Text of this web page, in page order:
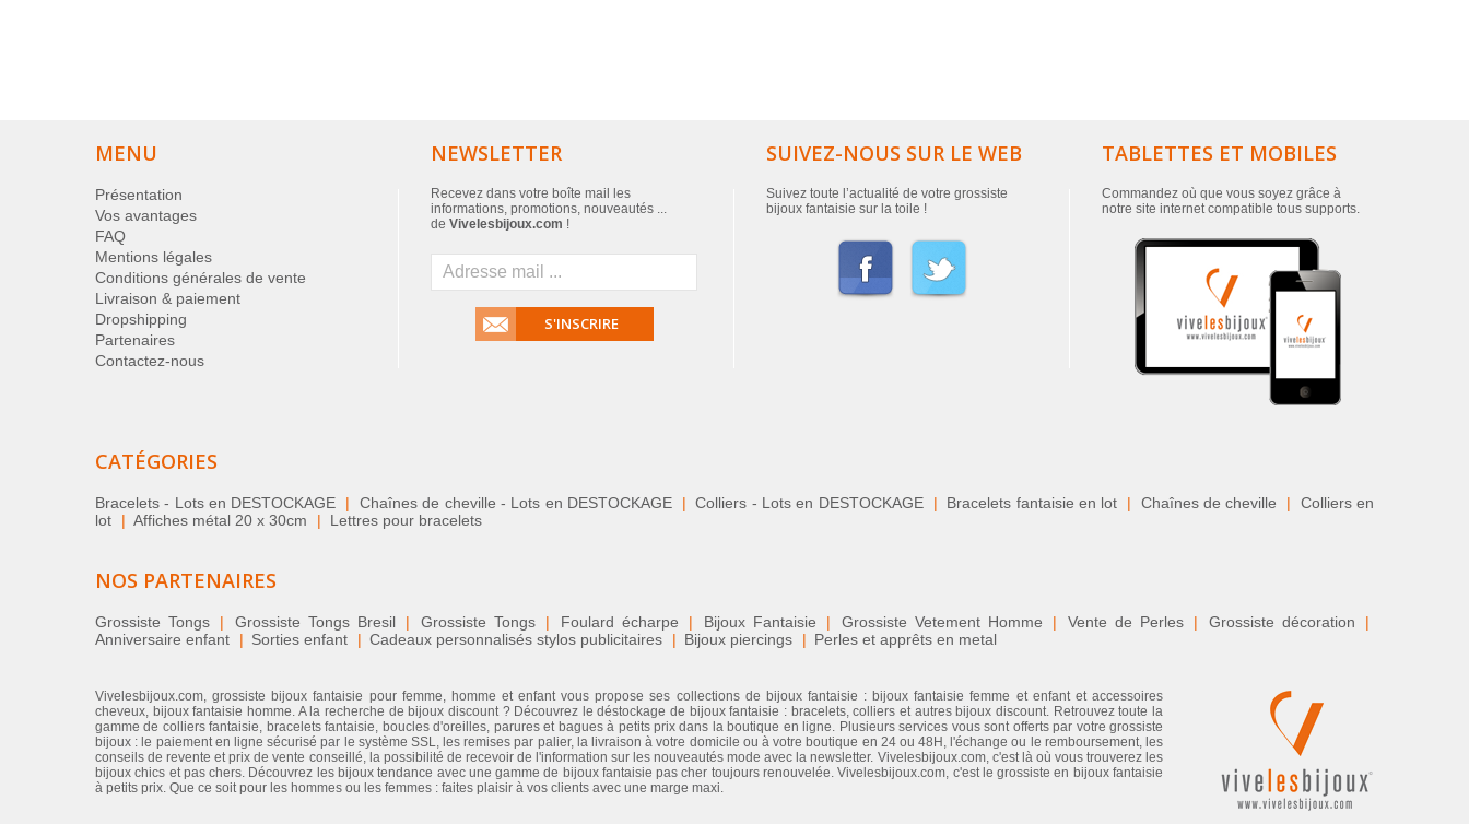
MENU
Présentation
Vos avantages
FAQ
Mentions légales
Conditions générales de vente
Livraison & paiement
Dropshipping
Partenaires
Contactez-nous
NEWSLETTER
Recevez dans votre boîte mail les
informations, promotions, nouveautés ...
de Vivelesbijoux.com !
S'INSCRIRE
SUIVEZ-NOUS SUR LE WEB
Suivez toute l’actualité de votre grossiste
bijoux fantaisie sur la toile !
TABLETTES ET MOBILES
Commandez où que vous soyez grâce à
notre site internet compatible tous supports.
CATÉGORIES
Bracelets - Lots en DESTOCKAGE | Chaînes de cheville - Lots en DESTOCKAGE | Colliers - Lots en DESTOCKAGE | Bracelets fantaisie en lot | Chaînes de cheville |
Colliers en
lot
| Affiches métal 20 x 30cm | Lettres pour bracelets
NOS PARTENAIRES
Grossiste Tongs | Grossiste Tongs Bresil | Grossiste Tongs | Foulard écharpe | Bijoux Fantaisie | Grossiste Vetement Homme | Vente de Perles | Grossiste décoration
|
Anniversaire enfant
| Sorties enfant | Cadeaux personnalisés stylos publicitaires | Bijoux piercings | Perles et apprêts en metal
Vivelesbijoux.com, grossiste bijoux fantaisie pour femme, homme et enfant vous propose ses collections de bijoux fantaisie : bijoux fantaisie femme et enfant et accessoires
cheveux, bijoux fantaisie homme. A la recherche de bijoux discount ? Découvrez le déstockage de bijoux fantaisie : bracelets, colliers et autres bijoux discount. Retrouvez toute la
gamme de colliers fantaisie, bracelets fantaisie, boucles d'oreilles, parures et bagues à petits prix dans la boutique en ligne. Plusieurs services vous sont offerts par votre grossiste
bijoux : le paiement en ligne sécurisé par le système SSL, les remises par palier, la livraison à votre domicile ou à votre boutique en 24 ou 48H, l'échange ou le remboursement, les
conseils de revente et prix de vente conseillé, la possibilité de recevoir de l'information sur les nouveautés mode avec la newsletter. Vivelesbijoux.com, c'est là où vous trouverez les
bijoux chics et pas chers. Découvrez les bijoux tendance avec une gamme de bijoux fantaisie pas cher toujours renouvelée. Vivelesbijoux.com, c'est le grossiste en bijoux fantaisie
à petits prix. Que ce soit pour les hommes ou les femmes : faites plaisir à vos clients avec une marge maxi.